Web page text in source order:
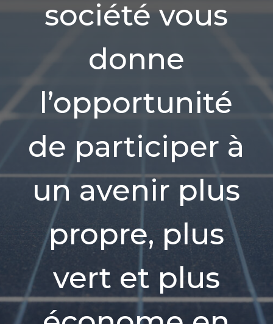
société vous
donne
l’opportunité
de participer à
un avenir plus
propre, plus
vert et plus